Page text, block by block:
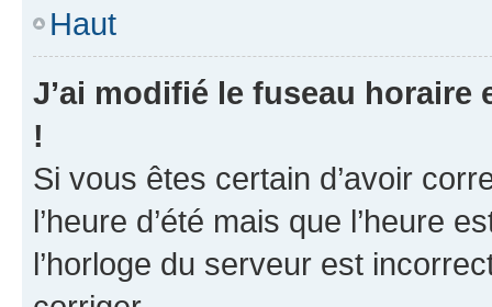
Haut
J’ai modifié le fuseau horaire
!
Si vous êtes certain d’avoir
l’heure d’été mais que l’heure
l’horloge du serveur est